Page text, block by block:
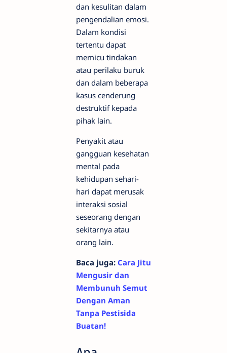
dan kesulitan dalam
pengendalian emosi.
Dalam kondisi
tertentu dapat
memicu tindakan
atau perilaku buruk
dan dalam beberapa
kasus cenderung
destruktif kepada
pihak lain.
Penyakit atau
gangguan kesehatan
mental pada
kehidupan sehari-
hari dapat merusak
interaksi sosial
seseorang dengan
sekitarnya atau
orang lain.
Baca juga: Cara Jitu
Mengusir dan
Membunuh Semut
Dengan Aman
Tanpa Pestisida
Buatan!